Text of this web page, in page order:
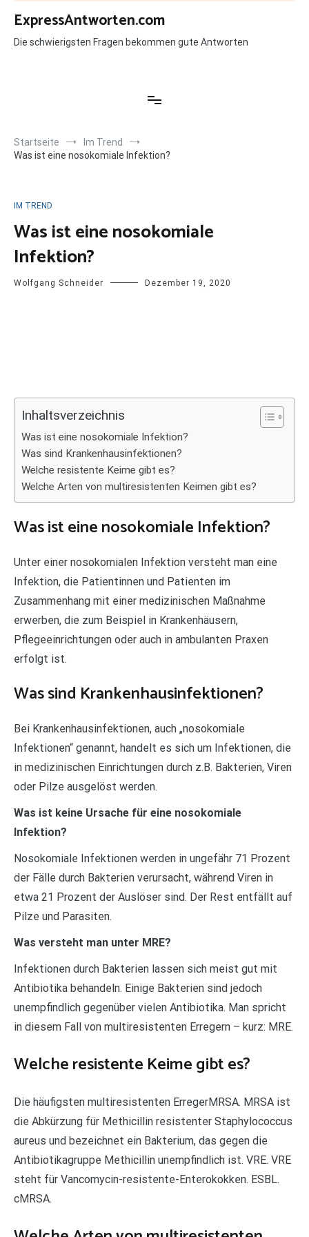
Zum
Inhalt
springen
ExpressAntworten.com
Die schwierigsten Fragen bekommen gute Antworten
Startseite
Im Trend
Was ist eine nosokomiale Infektion?
IM TREND
Was ist eine nosokomiale
Infektion?
Wolfgang Schneider Dezember 19, 2020
Inhaltsverzeichnis
Was ist eine nosokomiale Infektion?
Was sind Krankenhausinfektionen?
Welche resistente Keime gibt es?
Welche Arten von multiresistenten Keimen gibt es?
Was ist eine nosokomiale Infektion?
Unter einer nosokomialen Infektion versteht man eine
Infektion, die Patientinnen und Patienten im
Zusammenhang mit einer medizinischen Maßnahme
erwerben, die zum Beispiel in Krankenhäusern,
Pflegeeinrichtungen oder auch in ambulanten Praxen
erfolgt ist.
Was sind Krankenhausinfektionen?
Bei Krankenhausinfektionen, auch „nosokomiale
Infektionen“ genannt, handelt es sich um Infektionen, die
in medizinischen Einrichtungen durch z.B. Bakterien, Viren
oder Pilze ausgelöst werden.
Was ist keine Ursache für eine nosokomiale
Infektion?
Nosokomiale Infektionen werden in ungefähr 71 Prozent
der Fälle durch Bakterien verursacht, während Viren in
etwa 21 Prozent der Auslöser sind. Der Rest entfällt auf
Pilze und Parasiten.
Was versteht man unter MRE?
Infektionen durch Bakterien lassen sich meist gut mit
Antibiotika behandeln. Einige Bakterien sind jedoch
unempfindlich gegenüber vielen Antibiotika. Man spricht
in diesem Fall von multiresistenten Erregern – kurz: MRE.
Welche resistente Keime gibt es?
Die häufigsten multiresistenten ErregerMRSA. MRSA ist
die Abkürzung für Methicillin resistenter Staphylococcus
aureus und bezeichnet ein Bakterium, das gegen die
Antibiotikagruppe Methicillin unempfindlich ist. VRE. VRE
steht für Vancomycin-resistente-Enterokokken. ESBL.
cMRSA.